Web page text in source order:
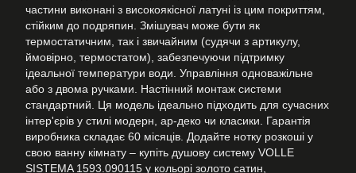
частини виконані з високоякісної латуні із цим покриттям,
стійким до подряпин. Змішувач може бути як
термостатичним, так і звичайним (судячи з артикулу,
ймовірно, термостатом), забезпечуючи підтримку
ідеальної температури води. Управління одноважільне
або з двома ручками. Настінний монтаж системи
стандартний. Ця модель ідеально підходить для сучасних
інтер'єрів у стилі модерн, ар-деко чи класики. Гарантія
виробника складає 60 місяців. Додайте нотку розкоші у
свою ванну кімнату – купіть душову систему VOLLE
SISTEMA 1593.090115 у кольорі золото сатин,